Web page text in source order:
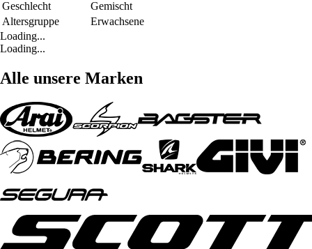
Geschlecht
Gemischt
Altersgruppe
Erwachsene
Loading...
Loading...
Alle unsere Marken